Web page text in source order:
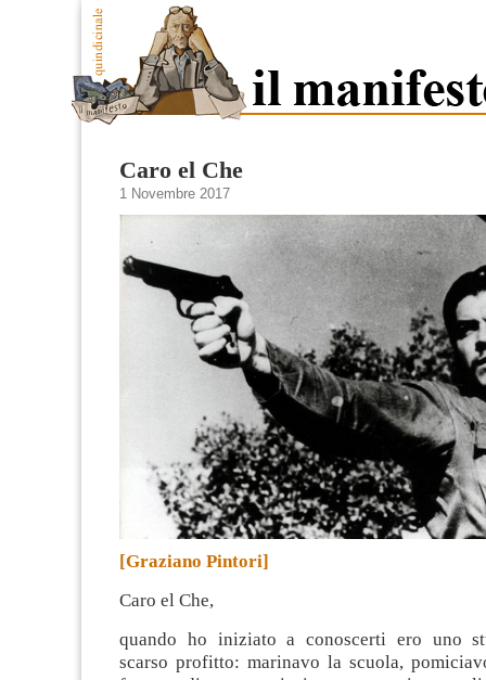
Caro el Che
1 Novembre 2017
[Graziano Pintori]
Caro el Che,
quando ho iniziato a conoscerti ero uno
scarso profitto: marinavo la scuola,